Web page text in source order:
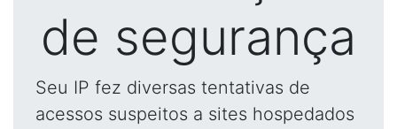
de segurança
Seu IP fez diversas tentativas de
acessos suspeitos a sites hospedados